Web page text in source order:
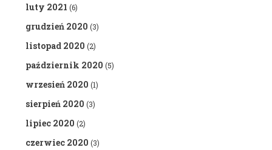
luty 2021 (6)
grudzień 2020 (3)
listopad 2020 (2)
październik 2020 (5)
wrzesień 2020 (1)
sierpień 2020 (3)
lipiec 2020 (2)
czerwiec 2020 (3)